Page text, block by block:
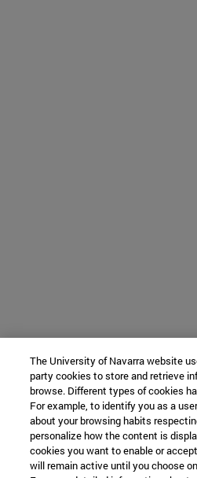
The University of Navarra website
party cookies to store and retrieve
browse. Different types of cookies
For example, to identify you as a
about your browsing habits
personalize how the content is
cookies you want to enable or
will remain active until you choose